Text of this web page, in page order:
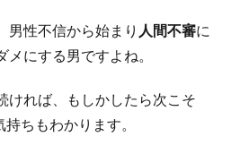
男性不信から始まり 人間不審に
にする男ですよね。
ければ、もしかしたら次こそ
ちもわかります。